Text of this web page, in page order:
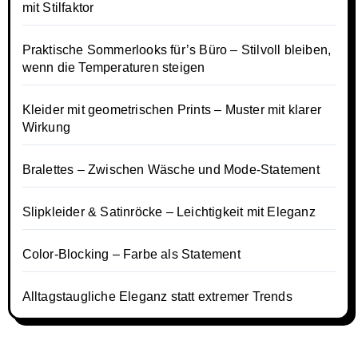
mit Stilfaktor
Praktische Sommerlooks für’s Büro – Stilvoll bleiben,
wenn die Temperaturen steigen
Kleider mit geometrischen Prints – Muster mit klarer
Wirkung
Bralettes – Zwischen Wäsche und Mode-Statement
Slipkleider & Satinröcke – Leichtigkeit mit Eleganz
Color-Blocking – Farbe als Statement
Alltagstaugliche Eleganz statt extremer Trends